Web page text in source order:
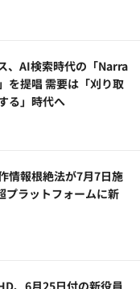
、AI検索時代の「Narra
提唱 需要は「刈り取
る」時代へ
情報根絶法が7月7日施
プラットフォームに新
、6月25日付の新役員